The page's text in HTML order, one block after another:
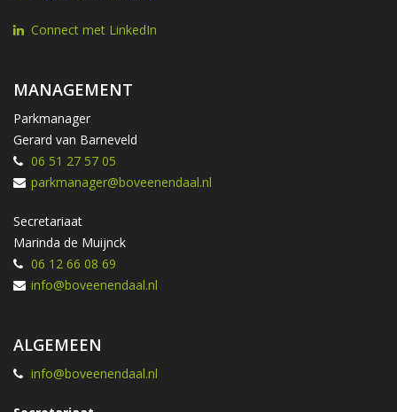
Connect met LinkedIn
MANAGEMENT
Parkmanager
Gerard van Barneveld
06 51 27 57 05
parkmanager@boveenendaal.nl
Secretariaat
Marinda de Muijnck
06 12 66 08 69
info@boveenendaal.nl
ALGEMEEN
info@boveenendaal.nl